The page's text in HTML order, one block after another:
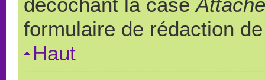
formulaire de rédaction
Haut